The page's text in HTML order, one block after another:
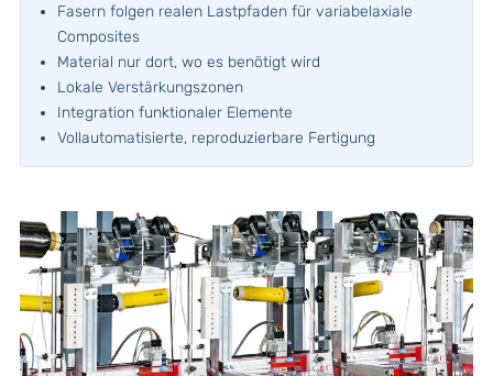
Fasern folgen realen Lastpfaden für variabelaxiale
Composites
Material nur dort, wo es benötigt wird
Lokale Verstärkungszonen
Integration funktionaler Elemente
Vollautomatisierte, reproduzierbare Fertigung